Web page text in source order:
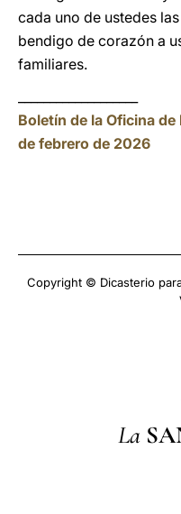
cada uno de ustedes
bendigo de corazón a
familiares.
Boletín de la Oficina de
de febrero de 2026
Copyright © Dicasterio
La